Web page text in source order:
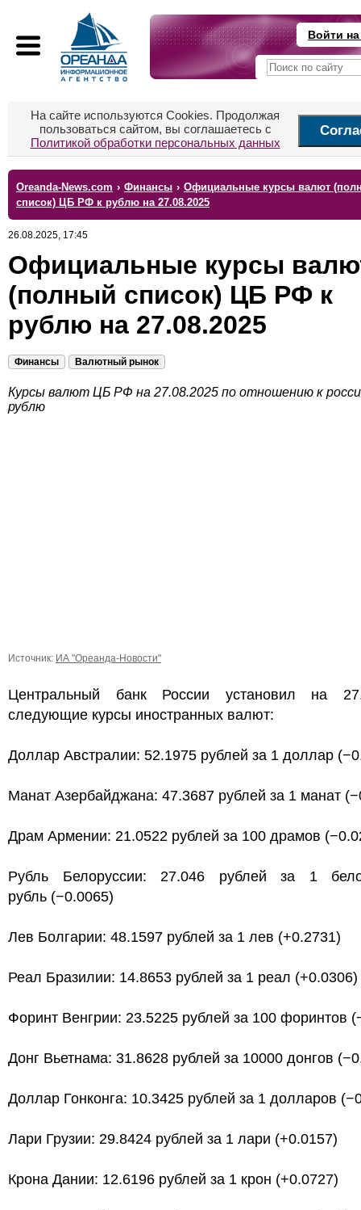
Войти
На сайте используются Cookies. Продолжая
пользоваться сайтом, вы соглашаетесь с
Политикой обработки персональных данных
Oreanda-News.com › Финансы › Официальные курсы валют
список) ЦБ РФ к рублю на 27.08.2025
26.08.2025, 17:45
Официальные курсы
(полный список) ЦБ РФ к
рублю на 27.08.2025
Финансы Валютный рынок
Курсы валют ЦБ РФ на 27.08.2025 по отношению к
рублю
Источник: ИА "Ореанда-Новости"
Центральный банк России установил на
следующие курсы иностранных валют:
Доллар Австралии: 52.1975 рублей за 1 доллар
Манат Азербайджана: 47.3687 рублей за 1 манат
Драм Армении: 21.0522 рублей за 100 драмов
Рубль Белоруссии: 27.046 рублей за 1
рубль (−0.0065)
Лев Болгарии: 48.1597 рублей за 1 лев (+0.2731)
Реал Бразилии: 14.8653 рублей за 1 реал (+0.0306)
Форинт Венгрии: 23.5225 рублей за 100 форинтов
Донг Вьетнама: 31.8628 рублей за 10000 донгов
Доллар Гонконга: 10.3425 рублей за 1 долларов
Лари Грузии: 29.8424 рублей за 1 лари (+0.0157)
Крона Дании: 12.6196 рублей за 1 крон (+0.0727)